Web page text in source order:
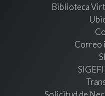
Biblioteca
Correo